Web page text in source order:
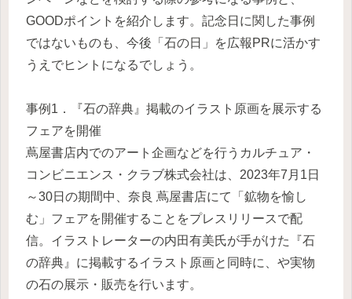
GOODポイントを紹介します。記念日に関した事例
ではないものも、今後「石の日」を広報PRに活かす
うえでヒントになるでしょう。
事例1．『石の辞典』掲載のイラスト原画を展示する
フェアを開催
蔦屋書店内でのアート企画などを行うカルチュア・
コンビニエンス・クラブ株式会社は、2023年7月1日
～30日の期間中、奈良 蔦屋書店にて「鉱物を愉し
む」フェアを開催することをプレスリリースで配
信。イラストレーターの内田有美氏が手がけた『石
の辞典』に掲載するイラスト原画と同時に、や実物
の石の展示・販売を行います。